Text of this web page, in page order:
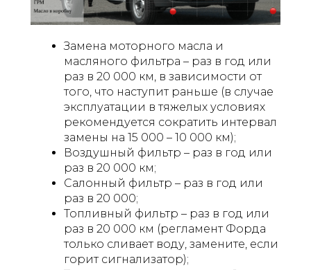
Замена моторного масла и
масляного фильтра – раз в год или
раз в 20 000 км, в зависимости от
того, что наступит раньше (в случае
эксплуатации в тяжелых условиях
рекомендуется сократить интервал
замены на 15 000 – 10 000 км);
Воздушный фильтр – раз в год или
раз в 20 000 км;
Салонный фильтр – раз в год или
раз в 20 000;
Топливный фильтр – раз в год или
раз в 20 000 км (регламент Форда
только сливает воду, замените, если
горит сигнализатор);